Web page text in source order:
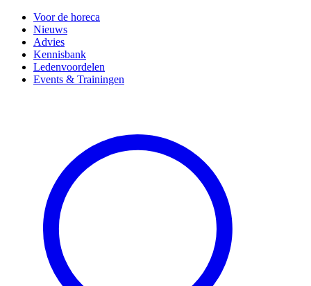
Voor de horeca
Nieuws
Advies
Kennisbank
Ledenvoordelen
Events & Trainingen